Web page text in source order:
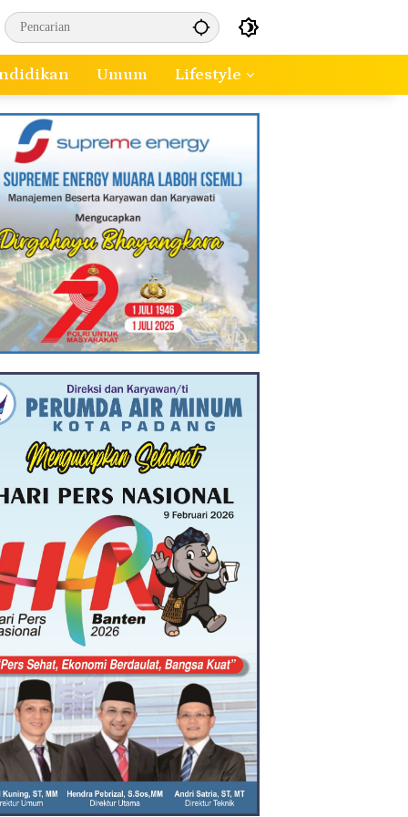
Umum Lifestyle